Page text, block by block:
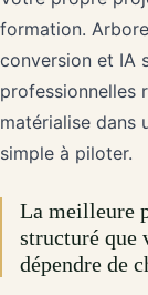
formation.
conversion et IA
professionnelles
matérialise dans
simple à piloter.
La meilleure
structuré que
dépendre de